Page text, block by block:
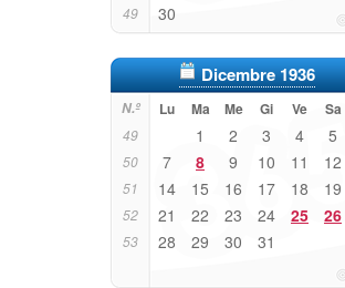
49 30
Dicembre 1936
N.º Lu Ma Me Gi Ve Sa
49 1 2 3 4 5
50 7 8 9 10 11 12
51 14 15 16 17 18 19
52 21 22 23 24 25 26
53 28 29 30 31